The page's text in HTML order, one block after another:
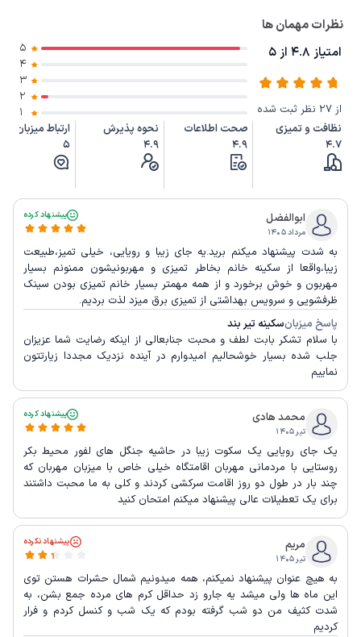
نظرات مهمان ها
امتیاز 4.8 از 5
از 27 نظر ثبت شده
5
4
3
2
1
نظافت و تمیزی
4.7
صحت اطلاعات
4.9
نحوه پذیرش
4.9
ارتباط میزبان
5
ابوالفضل
مرداد ۱۴۰۵
پیشنهاد کرده
به شدت پیشنهاد میکنم برید.یه جای زیبا و رویایی، خیلی تمیز،طبیعت
زیبا،واقعا از سکینه خانم بخاطر تمیزی و مهربونیشون ممنونم بسیار
مهربون و خوش برخورد و از همه مهمتر بسیار خانم تمیزی بودن سینک
ظرفشویی و سرویس بهداشتی از تمیزی برق میزد لذت بردیم.
پاسخ میزبانسکینه تیر بند
با سلام تشکر بابت لطف و محبت جنابعالی از اینکه رضایت شما عزیزان
جلب شده بسیار خوشحالیم امیدوارم در آینده نزدیک مجددا زیارتتون
نماییم
محمد هادی
تیر ۱۴۰۵
پیشنهاد کرده
یک جای رویایی یک سکوت زیبا در حاشیه جنگل های لفور محیط بکر
روستایی با مردمانی مهربان اقامتگاه خیلی خاص با میزبان مهربان که
چند بار در طول دو روز اقامت سرکشی کردند و کلی به ما محبت داشتند
برای یک تعطیلات عالی پیشنهاد میکنم امتحان کنید
مریم
تیر ۱۴۰۵
پیشنهاد نکرده
به هیچ عنوان پیشنهاد نمیکنم، همه میدونیم شمال حشرات هستن توی
این ماه ها ولی میشد یه جارو زد حداقل کرم های مرده جمع بشن، به
شدت کثیف من دو شب گرفته بودم که یک شب و کنسل کردم و فرار
کردیم